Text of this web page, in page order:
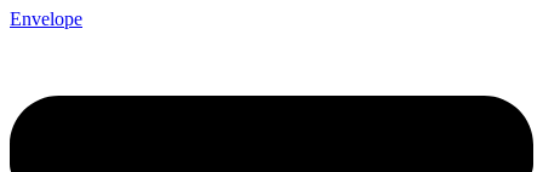
Envelope